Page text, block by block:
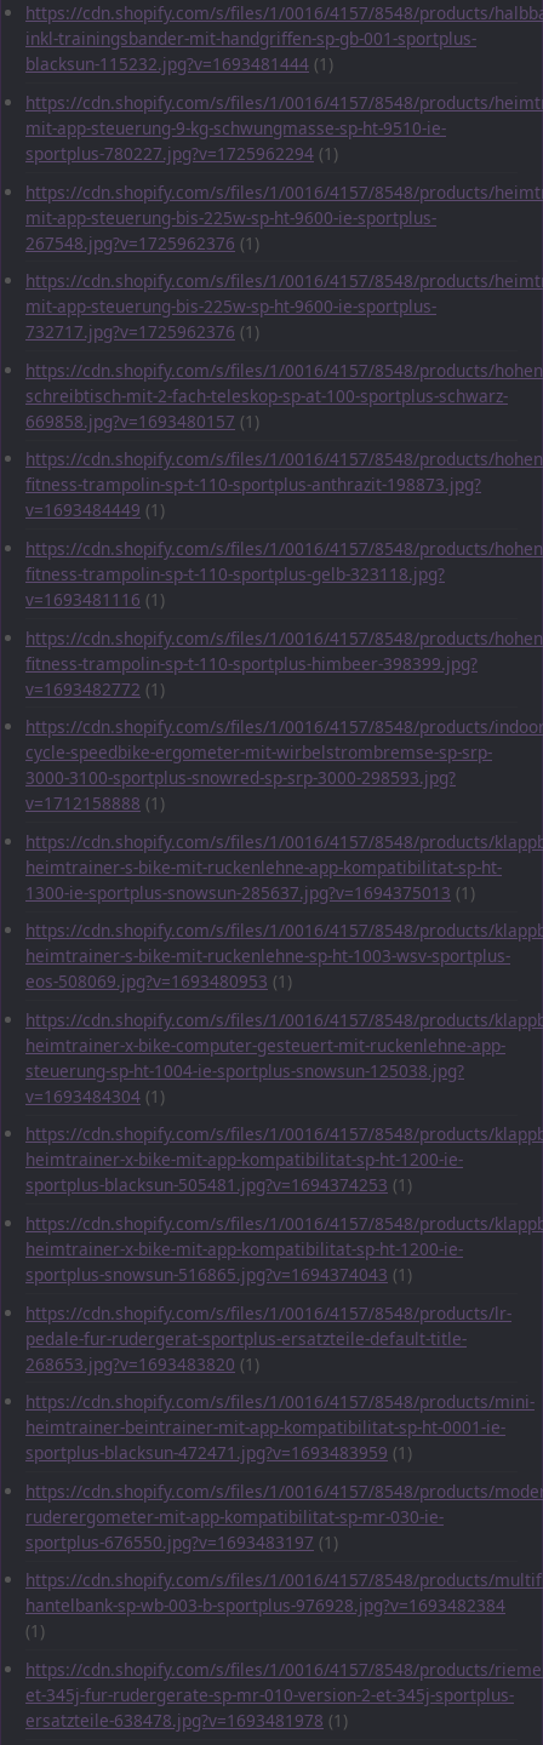
https://cdn.shopify.com/s/files/1/0016/4157/8548/products/
inkl-trainingsbander-mit-handgriffen-sp-gb-001-sportplus-
blacksun-115232.jpg?v=1693481444 (1)
https://cdn.shopify.com/s/files/1/0016/4157/8548/products/
mit-app-steuerung-9-kg-schwungmasse-sp-ht-9510-ie-
sportplus-780227.jpg?v=1725962294 (1)
https://cdn.shopify.com/s/files/1/0016/4157/8548/products/
mit-app-steuerung-bis-225w-sp-ht-9600-ie-sportplus-
267548.jpg?v=1725962376 (1)
https://cdn.shopify.com/s/files/1/0016/4157/8548/products/
mit-app-steuerung-bis-225w-sp-ht-9600-ie-sportplus-
732717.jpg?v=1725962376 (1)
https://cdn.shopify.com/s/files/1/0016/4157/8548/products/
schreibtisch-mit-2-fach-teleskop-sp-at-100-sportplus-schwarz-
669858.jpg?v=1693480157 (1)
https://cdn.shopify.com/s/files/1/0016/4157/8548/products/
fitness-trampolin-sp-t-110-sportplus-anthrazit-198873.jpg?
v=1693484449 (1)
https://cdn.shopify.com/s/files/1/0016/4157/8548/products/
fitness-trampolin-sp-t-110-sportplus-gelb-323118.jpg?
v=1693481116 (1)
https://cdn.shopify.com/s/files/1/0016/4157/8548/products/
fitness-trampolin-sp-t-110-sportplus-himbeer-398399.jpg?
v=1693482772 (1)
https://cdn.shopify.com/s/files/1/0016/4157/8548/products/
cycle-speedbike-ergometer-mit-wirbelstrombremse-sp-srp-
3000-3100-sportplus-snowred-sp-srp-3000-298593.jpg?
v=1712158888 (1)
https://cdn.shopify.com/s/files/1/0016/4157/8548/products/
heimtrainer-s-bike-mit-ruckenlehne-app-kompatibilitat-sp-ht-
1300-ie-sportplus-snowsun-285637.jpg?v=1694375013 (1)
https://cdn.shopify.com/s/files/1/0016/4157/8548/products/
heimtrainer-s-bike-mit-ruckenlehne-sp-ht-1003-wsv-sportplus-
eos-508069.jpg?v=1693480953 (1)
https://cdn.shopify.com/s/files/1/0016/4157/8548/products/
heimtrainer-x-bike-computer-gesteuert-mit-ruckenlehne-app-
steuerung-sp-ht-1004-ie-sportplus-snowsun-125038.jpg?
v=1693484304 (1)
https://cdn.shopify.com/s/files/1/0016/4157/8548/products/
heimtrainer-x-bike-mit-app-kompatibilitat-sp-ht-1200-ie-
sportplus-blacksun-505481.jpg?v=1694374253 (1)
https://cdn.shopify.com/s/files/1/0016/4157/8548/products/
heimtrainer-x-bike-mit-app-kompatibilitat-sp-ht-1200-ie-
sportplus-snowsun-516865.jpg?v=1694374043 (1)
https://cdn.shopify.com/s/files/1/0016/4157/8548/products/lr-
pedale-fur-rudergerat-sportplus-ersatzteile-default-title-
268653.jpg?v=1693483820 (1)
https://cdn.shopify.com/s/files/1/0016/4157/8548/products/mini-
heimtrainer-beintrainer-mit-app-kompatibilitat-sp-ht-0001-ie-
sportplus-blacksun-472471.jpg?v=1693483959 (1)
https://cdn.shopify.com/s/files/1/0016/4157/8548/products/
ruderergometer-mit-app-kompatibilitat-sp-mr-030-ie-
sportplus-676550.jpg?v=1693483197 (1)
https://cdn.shopify.com/s/files/1/0016/4157/8548/products/
hantelbank-sp-wb-003-b-sportplus-976928.jpg?v=1693482384
(1)
https://cdn.shopify.com/s/files/1/0016/4157/8548/products/
et-345j-fur-rudergerate-sp-mr-010-version-2-et-345j-sportplus-
ersatzteile-638478.jpg?v=1693481978 (1)